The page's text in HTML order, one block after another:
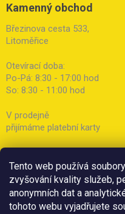
Tento web používá
zvyšování kvality služeb,
anonymních dat a
tohoto webu vyjadřujete
Kamenný obchod
Březinova cesta 533,
Litoměřice
Otevírací doba:
Po-Pá: 8:30 - 17:00 hod
So: 8:30 - 11:00 hod
V prodejně
přijímáme platební karty